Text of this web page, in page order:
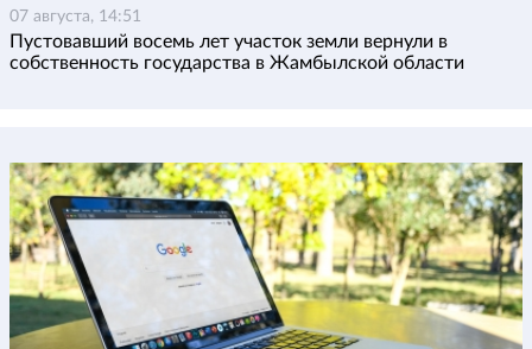
07 августа, 14:51
Пустовавший восемь лет участок земли вернули в
собственность государства в Жамбылской области